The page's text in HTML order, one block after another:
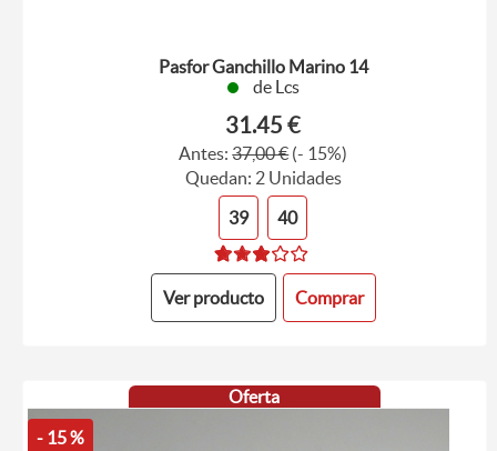
Pasfor Ganchillo Marino 14
de Lcs
31.45 €
Antes:37,00 €(- 15%)
Quedan: 2 Unidades
39
40
Ver producto Comprar
Oferta
- 15 %